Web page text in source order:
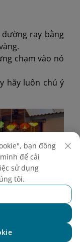
ray bằng
chạm vào nó
hãy luôn chú ý
bạn đồng
để cải
sử dụng
tôi.